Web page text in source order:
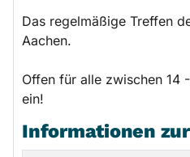
Das regelmäßige Treffen
Aachen.
Offen für alle zwischen 14
ein!
Informationen